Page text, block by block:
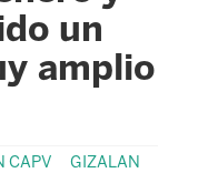
un
amplio
CAPV GIZALAN